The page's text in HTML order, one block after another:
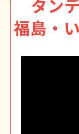
タン
福島・